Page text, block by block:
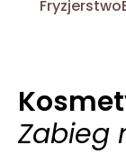
Fryzjerstwo
Zabieg